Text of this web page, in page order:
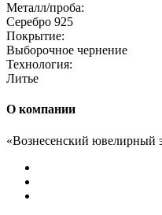
Металл/проба:
Серебро 925
Покрытие:
Выборочное чернение
Технология:
Литье
О компании
«Вознесенский ювелирный